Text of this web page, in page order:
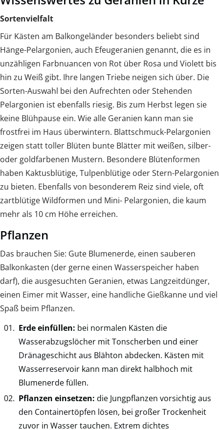
Sortenvielfalt
Für Kästen am Balkongeländer besonders beliebt sind
Hänge-Pelargonien, auch Efeugeranien genannt, die es in
unzähligen Farbnuancen von Rot über Rosa und Violett bis
hin zu Weiß gibt. Ihre langen Triebe neigen sich über. Die
Sorten-Auswahl bei den Aufrechten oder Stehenden
Pelargonien ist ebenfalls riesig. Bis zum Herbst legen sie
keine Blühpause ein. Wie alle Geranien kann man sie
frostfrei im Haus überwintern. Blattschmuck-Pelargonien
zeigen statt toller Blüten bunte Blätter mit weißen, silber-
oder goldfarbenen Mustern. Besondere Blütenformen
haben Kaktusblütige, Tulpenblütige oder Stern-Pelargonien
zu bieten. Ebenfalls von besonderem Reiz sind viele, oft
zartblütige Wildformen und Mini- Pelargonien, die kaum
mehr als 10 cm Höhe erreichen.
Pflanzen
Das brauchen Sie: Gute Blumenerde, einen sauberen
Balkonkasten (der gerne einen Wasserspeicher haben
darf), die ausgesuchten Geranien, etwas Langzeitdünger,
einen Eimer mit Wasser, eine handliche Gießkanne und viel
Spaß beim Pflanzen.
Erde einfüllen: bei normalen Kästen die
Wasserabzugslöcher mit Tonscherben und einer
Dränageschicht aus Blähton abdecken. Kästen mit
Wasserreservoir kann man direkt halbhoch mit
Blumenerde füllen.
Pflanzen einsetzen: die Jungpflanzen vorsichtig aus
den Containertöpfen lösen, bei großer Trockenheit
zuvor in Wasser tauchen. Extrem dichtes